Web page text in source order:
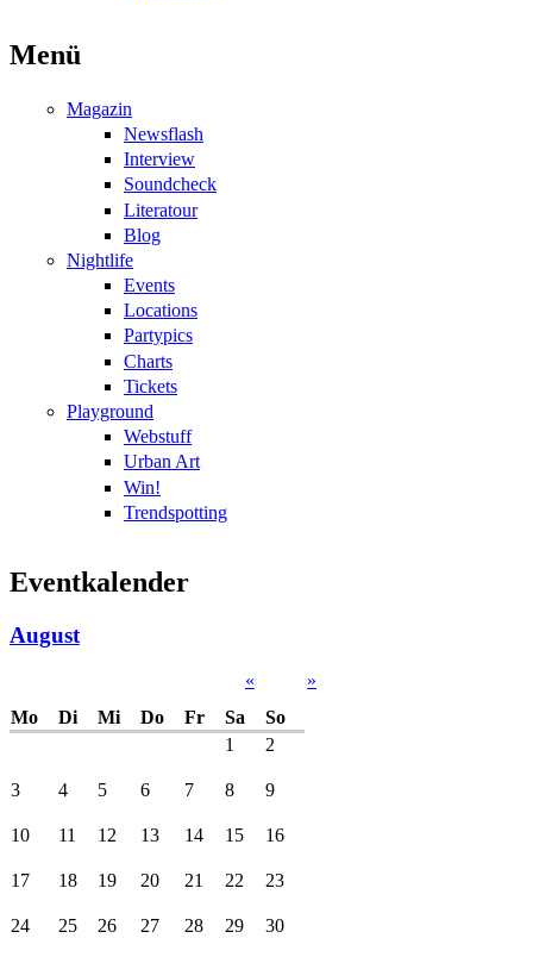
Menü
Magazin
Newsflash
Interview
Soundcheck
Literatour
Blog
Nightlife
Events
Locations
Partypics
Charts
Tickets
Playground
Webstuff
Urban Art
Win!
Trendspotting
Eventkalender
August
«
»
Mo
Di Mi Do Fr Sa
So
1
2
3 4 5 6 7 8 9
10 11 12 13 14 15 16
17 18 19 20 21 22 23
24 25 26 27 28 29 30